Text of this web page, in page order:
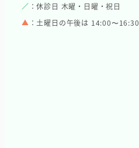
／ ：休診日 木曜・日曜・祝日
▲ ：土曜日の午後は 14:00〜16:30